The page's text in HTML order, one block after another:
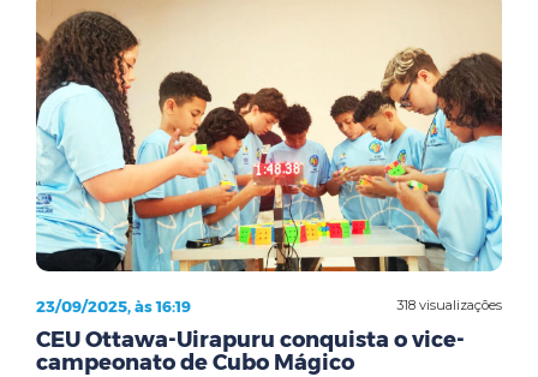
318 visualizações
23/09/2025, às 16:19
CEU Ottawa-Uirapuru conquista o vice-
campeonato de Cubo Mágico